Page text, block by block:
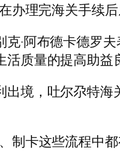
办理完海关手续
克·阿布德卡德罗
质量的提高助益
出境，吐尔尕特
制卡这些流程中